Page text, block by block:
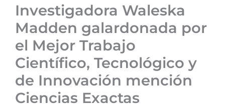
Investigadora Waleska
Madden galardonada por
el Mejor Trabajo
Científico, Tecnológico y
de Innovación mención
Ciencias Exactas